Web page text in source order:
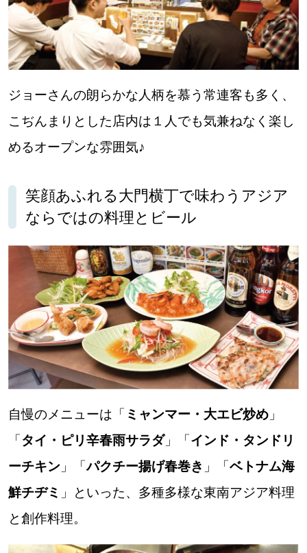
北海道で暮らす、あなたとつくる、
パートナーメディア Sitakkeパートナー
運営会社 広告掲載
情報提供・お問い合わせ 利用規約
プライバシーポリシー
閉じる
【道東のお気に入りを見つけたい】
ジョーさんの朗らかな人柄を慕う常連客も多く、
こぢんまりとした店内は１人でも気兼ねなく楽し
めるオープンな雰囲気♪
笑顔あふれる大門横丁で味わうアジア
ならではの料理とビール
自慢のメニューは「 ミャンマー・大エビ炒め」
「タイ・ピリ辛春雨サラダ」「インド・タンドリ
ーチキン」「パクチー揚げ春巻き 」「ベトナム海
鮮チヂミ 」といった、多種多様な東南アジア料理
と創作料理。